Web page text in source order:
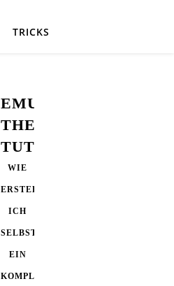
TRICKS
EMUI5-
THEME
TUTORIAL
WIE
ERSTELLE
ICH
SELBST
EIN
KOMPLETTES